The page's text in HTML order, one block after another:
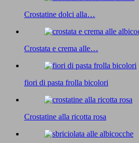
Crostatine dolci alla…
Crostata e crema alle…
fiori di pasta frolla bicolori
Crostatine alla ricotta rosa